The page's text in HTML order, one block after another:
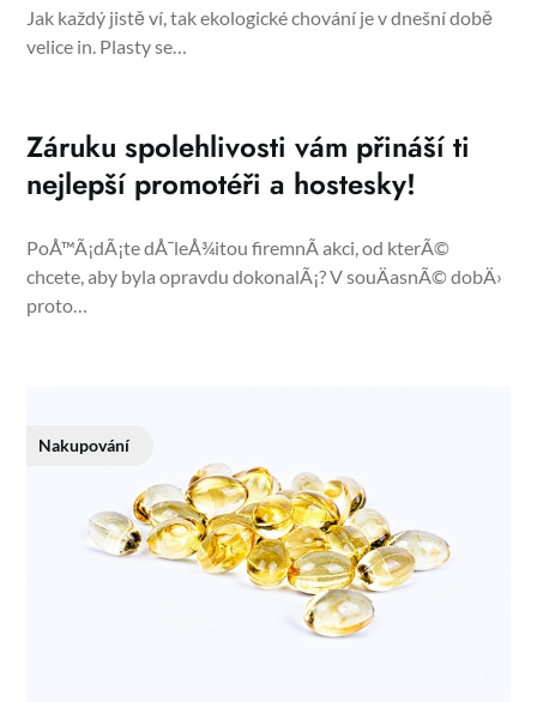
Jak každý jistě ví, tak ekologické chování je v dnešní době
velice in. Plasty se…
Záruku spolehlivosti vám přináší ti
nejlepší promotéři a hostesky!
PoÅ™Ã¡dÃ¡te dÅ¯leÅ¾itou firemnÃ­ akci, od kterÃ©
chcete, aby byla opravdu dokonalÃ¡? V souÄasnÃ© dobÄ›
proto…
Nakupování